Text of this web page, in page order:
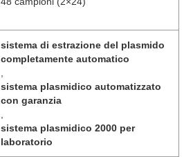
sistema di estrazione del plasmido
completamente automatico
sistema plasmidico automatizzato
con garanzia
sistema plasmidico 2000 per
laboratorio